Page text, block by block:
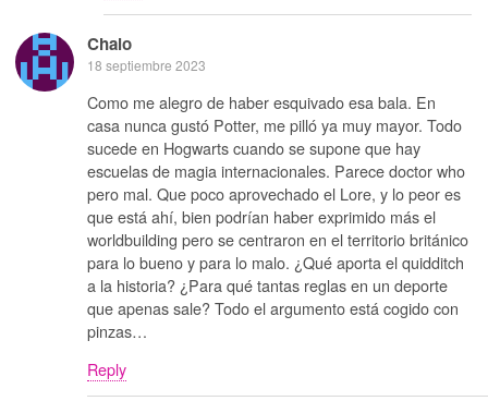
Chalo
18 septiembre 2023
Como me alegro de haber esquivado esa bala. En
casa nunca gustó Potter, me pilló ya muy mayor. Todo
sucede en Hogwarts cuando se supone que hay
escuelas de magia internacionales. Parece doctor who
pero mal. Que poco aprovechado el Lore, y lo peor es
que está ahí, bien podrían haber exprimido más el
worldbuilding pero se centraron en el territorio británico
para lo bueno y para lo malo. ¿Qué aporta el quidditch
a la historia? ¿Para qué tantas reglas en un deporte
que apenas sale? Todo el argumento está cogido con
pinzas…
Reply